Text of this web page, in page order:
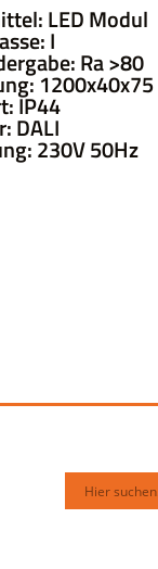
LED Modul
I
Ra >80
1200x40x75
IP44
DALI
230V 50Hz